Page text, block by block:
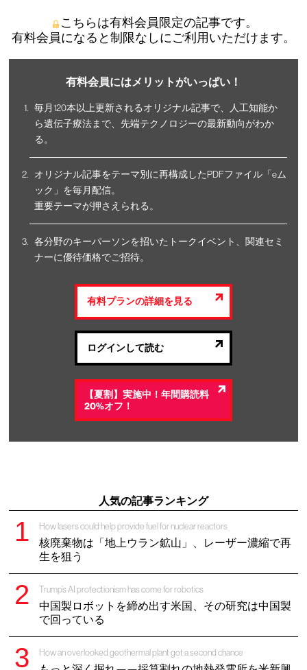
こちらは有料会員限定の記事です。
有料会員になると制限なしにご利用いただけます。
有料会員にはメリットがいっぱい！
毎月120本以上更新されるオリジナル記事で、人工知能か
ら遺伝子療法まで、先端テクノロジーの最新動向がわか
る。
オリジナル記事をテーマ別に再構成したPDFファイル「eム
ック」を毎月配信。
重要テーマが押さえられる。
各分野のキーパーソンを招いたトークイベント、関連セミ
ナーに優待価格でご招待。
有料プランの詳細を見る
ログインして読む
【夏割】実施中！年間購読料
20%オフ！
人気の記事ランキング
How lasers could help provide fuel for nuclear reactors
核廃棄物は「地上ウラン鉱山」、レーザー濃縮で再
生を狙う
Trump’s AI protectionism has come for robotics
中国製ロボットを締め出す米国、その研究は中国製
で回っている
How an overlooked geothermal plant got a second chance